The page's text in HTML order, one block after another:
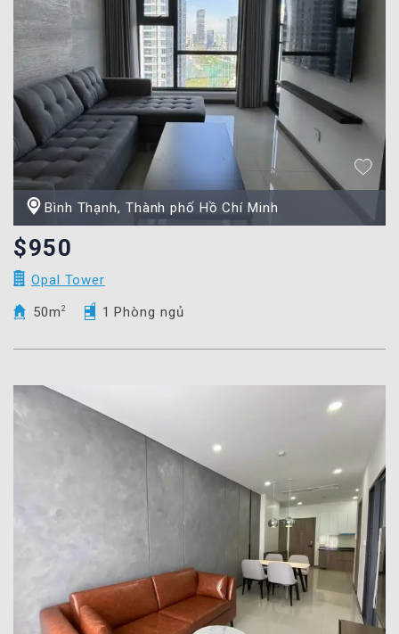
Bình Thạnh, Thành phố Hồ Chí Minh
$950
Opal Tower
50m 2 1 Phòng ngủ